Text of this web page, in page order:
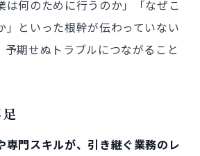
は何のために行うのか」「なぜこ
」といった根幹が伝わっていない
予期せぬトラブルにつながること
専門スキルが、引き継ぐ業務のレ